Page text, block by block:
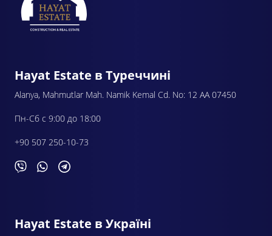
Hayat Estate в Туреччині
Alanya, Mahmutlar Mah. Namik Kemal Cd. No: 12 AA 07450
Пн-Сб с 9:00 до 18:00
+90 507 250-10-73
Hayat Estate в Україні